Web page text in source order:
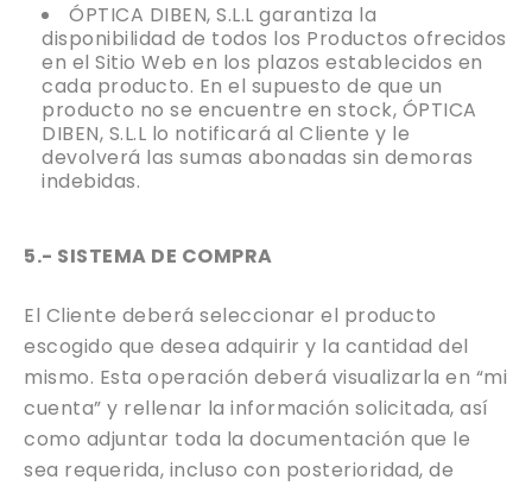
ÓPTICA DIBEN, S.L.L garantiza la
disponibilidad de todos los Productos ofrecidos
en el Sitio Web en los plazos establecidos en
cada producto. En el supuesto de que un
producto no se encuentre en stock, ÓPTICA
DIBEN, S.L.L lo notificará al Cliente y le
devolverá las sumas abonadas sin demoras
indebidas.
5.- SISTEMA DE COMPRA
El Cliente deberá seleccionar el producto
escogido que desea adquirir y la cantidad del
mismo. Esta operación deberá visualizarla en “mi
cuenta” y rellenar la información solicitada, así
como adjuntar toda la documentación que le
sea requerida, incluso con posterioridad, de